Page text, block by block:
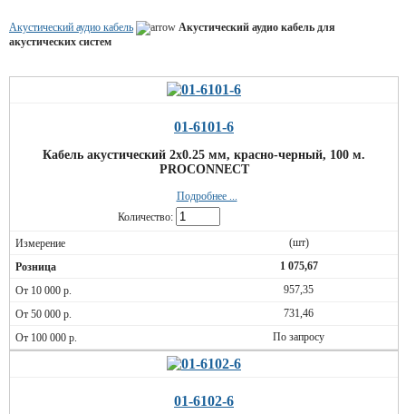
Акустический аудио кабель
Акустический аудио кабель для
акустических систем
01-6101-6
Кабель акустический 2х0.25 мм, красно-черный, 100 м.
PROCONNECT
Подробнее ...
Количество:
(шт)
1 075,67
957,35
731,46
По запросу
01-6102-6